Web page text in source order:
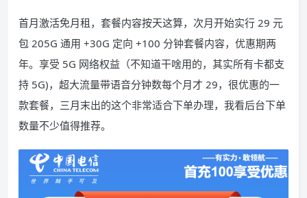
首月激活免月租，套餐内容按天这算，次月开始实行 29 元
包 205G 通用 +30G 定向 +100 分钟套餐内容，优惠期两
年。享受 5G 网络权益（不知道干啥用的，其实所有卡都支
持 5G)，超大流量带语音分钟数每个月才 29，很优惠的一
款套餐，三月末出的这个非常适合下单办理，我看后台下单
数量不少值得推荐。